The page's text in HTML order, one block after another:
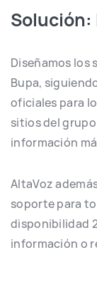
Diseñamos
Bupa,
oficiales para
sitios del
información
AltaVoz
soporte para
disponibilidad
información o